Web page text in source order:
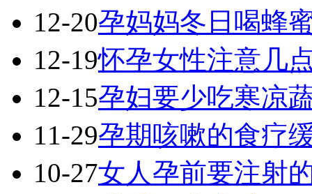
12-20孕妈妈冬日喝蜂
12-19怀孕女性注意几
12-15孕妇要少吃寒凉
11-29孕期咳嗽的食疗
10-27女人孕前要注射